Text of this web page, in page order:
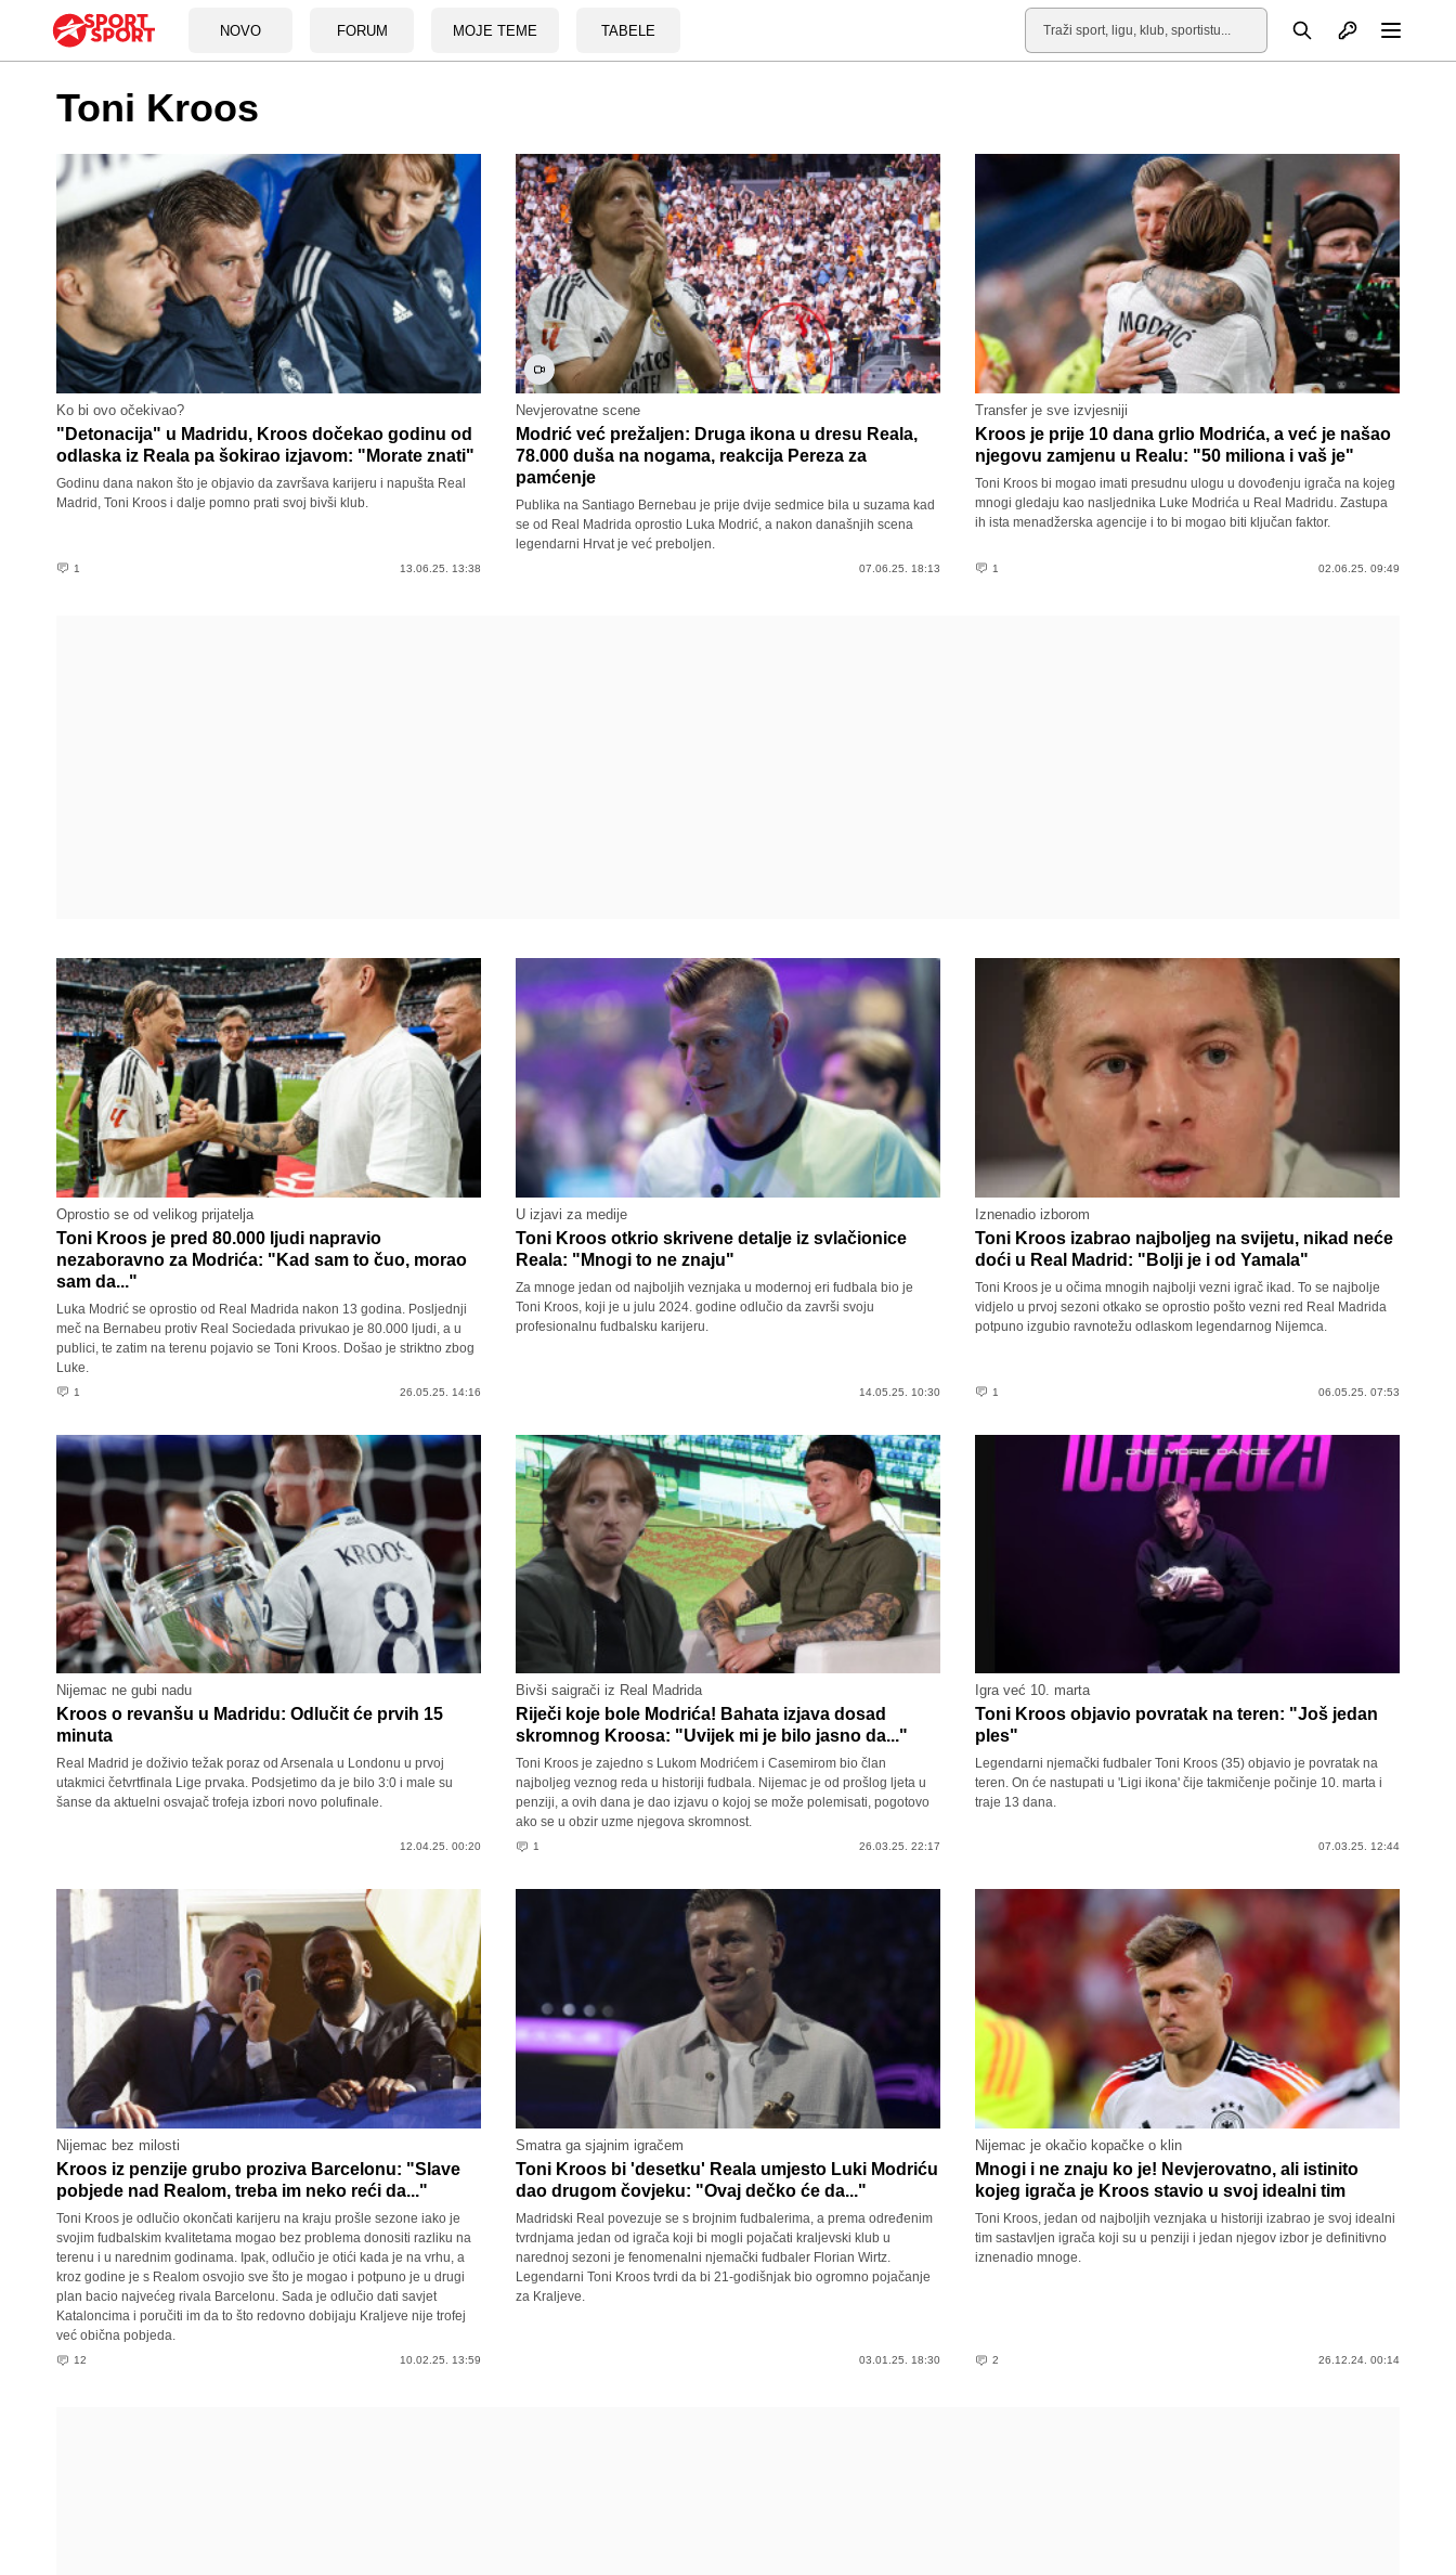
NOVO FORUM MOJE TEME TABELE
Pretraga Otvori profil
Toni Kroos
Ko bi ovo očekivao?
"Detonacija" u Madridu, Kroos dočekao godinu od
odlaska iz Reala pa šokirao izjavom: "Morate znati"
Godinu dana nakon što je objavio da završava karijeru i napušta Real
Madrid, Toni Kroos i dalje pomno prati svoj bivši klub.
1 13.06.25. 13:38
Nevjerovatne scene
Modrić već prežaljen: Druga ikona u dresu Reala,
78.000 duša na nogama, reakcija Pereza za
pamćenje
Publika na Santiago Bernebau je prije dvije sedmice bila u suzama kad
se od Real Madrida oprostio Luka Modrić, a nakon današnjih scena
legendarni Hrvat je već preboljen.
07.06.25. 18:13
Transfer je sve izvjesniji
Kroos je prije 10 dana grlio Modrića, a već je našao
njegovu zamjenu u Realu: "50 miliona i vaš je"
Toni Kroos bi mogao imati presudnu ulogu u dovođenju igrača na kojeg
mnogi gledaju kao nasljednika Luke Modrića u Real Madridu. Zastupa
ih ista menadžerska agencije i to bi mogao biti ključan faktor.
1 02.06.25. 09:49
Oprostio se od velikog prijatelja
Toni Kroos je pred 80.000 ljudi napravio
nezaboravno za Modrića: "Kad sam to čuo, morao
sam da..."
Luka Modrić se oprostio od Real Madrida nakon 13 godina. Posljednji
meč na Bernabeu protiv Real Sociedada privukao je 80.000 ljudi, a u
publici, te zatim na terenu pojavio se Toni Kroos. Došao je striktno zbog
Luke.
1 26.05.25. 14:16
U izjavi za medije
Toni Kroos otkrio skrivene detalje iz svlačionice
Reala: "Mnogi to ne znaju"
Za mnoge jedan od najboljih veznjaka u modernoj eri fudbala bio je
Toni Kroos, koji je u julu 2024. godine odlučio da završi svoju
profesionalnu fudbalsku karijeru.
14.05.25. 10:30
Iznenadio izborom
Toni Kroos izabrao najboljeg na svijetu, nikad neće
doći u Real Madrid: "Bolji je i od Yamala"
Toni Kroos je u očima mnogih najbolji vezni igrač ikad. To se najbolje
vidjelo u prvoj sezoni otkako se oprostio pošto vezni red Real Madrida
potpuno izgubio ravnotežu odlaskom legendarnog Nijemca.
1 06.05.25. 07:53
Nijemac ne gubi nadu
Kroos o revanšu u Madridu: Odlučit će prvih 15
minuta
Real Madrid je doživio težak poraz od Arsenala u Londonu u prvoj
utakmici četvrtfinala Lige prvaka. Podsjetimo da je bilo 3:0 i male su
šanse da aktuelni osvajač trofeja izbori novo polufinale.
12.04.25. 00:20
Bivši saigrači iz Real Madrida
Riječi koje bole Modrića! Bahata izjava dosad
skromnog Kroosa: "Uvijek mi je bilo jasno da..."
Toni Kroos je zajedno s Lukom Modrićem i Casemirom bio član
najboljeg veznog reda u historiji fudbala. Nijemac je od prošlog ljeta u
penziji, a ovih dana je dao izjavu o kojoj se može polemisati, pogotovo
ako se u obzir uzme njegova skromnost.
1 26.03.25. 22:17
Igra već 10. marta
Toni Kroos objavio povratak na teren: "Još jedan
ples"
Legendarni njemački fudbaler Toni Kroos (35) objavio je povratak na
teren. On će nastupati u 'Ligi ikona' čije takmičenje počinje 10. marta i
traje 13 dana.
07.03.25. 12:44
Nijemac bez milosti
Kroos iz penzije grubo proziva Barcelonu: "Slave
pobjede nad Realom, treba im neko reći da..."
Toni Kroos je odlučio okončati karijeru na kraju prošle sezone iako je
svojim fudbalskim kvalitetama mogao bez problema donositi razliku na
terenu i u narednim godinama. Ipak, odlučio je otići kada je na vrhu, a
kroz godine je s Realom osvojio sve što je mogao i potpuno je u drugi
plan bacio najvećeg rivala Barcelonu. Sada je odlučio dati savjet
Kataloncima i poručiti im da to što redovno dobijaju Kraljeve nije trofej
već obična pobjeda.
12 10.02.25. 13:59
Smatra ga sjajnim igračem
Toni Kroos bi 'desetku' Reala umjesto Luki Modriću
dao drugom čovjeku: "Ovaj dečko će da..."
Madridski Real povezuje se s brojnim fudbalerima, a prema određenim
tvrdnjama jedan od igrača koji bi mogli pojačati kraljevski klub u
narednoj sezoni je fenomenalni njemački fudbaler Florian Wirtz.
Legendarni Toni Kroos tvrdi da bi 21-godišnjak bio ogromno pojačanje
za Kraljeve.
03.01.25. 18:30
Nijemac je okačio kopačke o klin
Mnogi i ne znaju ko je! Nevjerovatno, ali istinito
kojeg igrača je Kroos stavio u svoj idealni tim
Toni Kroos, jedan od najboljih veznjaka u historiji izabrao je svoj idealni
tim sastavljen igrača koji su u penziji i jedan njegov izbor je definitivno
iznenadio mnoge.
2 26.12.24. 00:14